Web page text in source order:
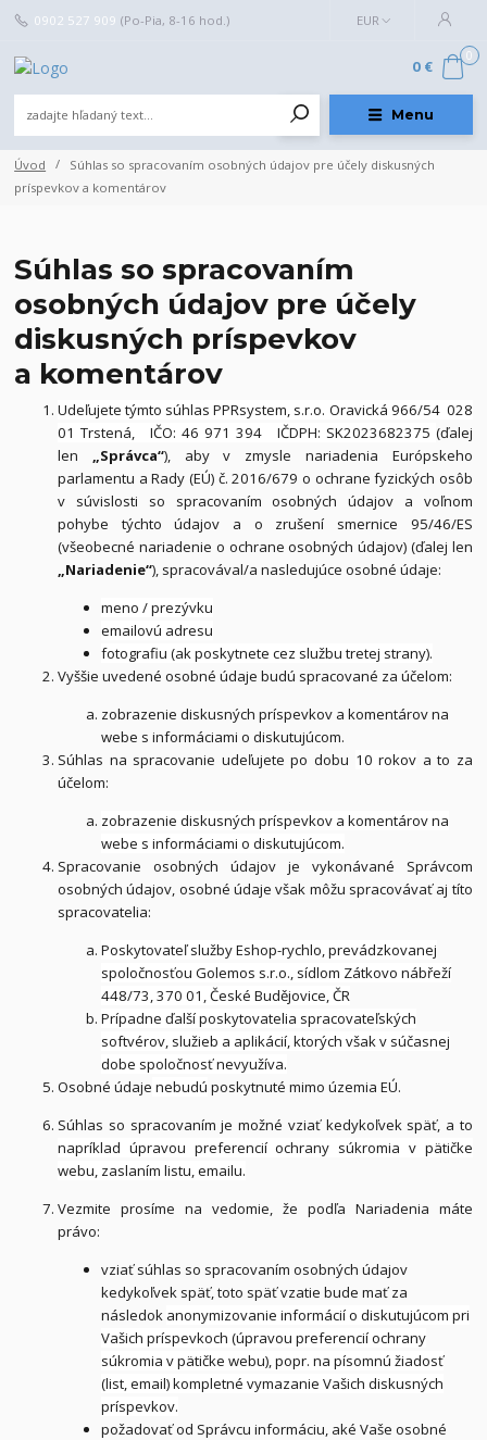
Menu
EUR
0902 527 909 (Po-Pia, 8-16 hod.)
0
0 €
Úvod
Súhlas so spracovaním osobných údajov pre účely diskusných
príspevkov a komentárov
Súhlas so spracovaním
osobných údajov pre účely
diskusných príspevkov
a komentárov
Udeľujete týmto súhlas PPRsystem, s.r.o. Oravická 966/54 028
01 Trstená, IČO: 46 971 394 IČDPH: SK2023682375 (ďalej
len
„Správca“), aby v zmysle nariadenia Európskeho
parlamentu a Rady (EÚ) č. 2016/679 o ochrane fyzických osôb
v súvislosti so spracovaním osobných údajov a voľnom
pohybe týchto údajov a o zrušení smernice 95/46/ES
(všeobecné nariadenie o ochrane osobných údajov) (ďalej len
„Nariadenie“), spracovával/a nasledujúce osobné údaje:
meno / prezývku
emailovú adresu
fotografiu (ak poskytnete cez službu tretej strany).
Vyššie uvedené osobné údaje budú spracované za účelom:
zobrazenie diskusných príspevkov a komentárov na
webe s informáciami o diskutujúcom.
Súhlas na spracovanie udeľujete po dobu 10 rokov a to za
účelom:
zobrazenie diskusných príspevkov a komentárov na
webe s informáciami o diskutujúcom.
Spracovanie osobných údajov je vykonávané Správcom
osobných údajov, osobné údaje však môžu spracovávať aj títo
spracovatelia:
Poskytovateľ služby Eshop-rychlo, prevádzkovanej
spoločnosťou Golemos s.r.o., sídlom Zátkovo nábřeží
448/73, 370 01, České Budějovice, ČR
Prípadne ďalší poskytovatelia spracovateľských
softvérov, služieb a aplikácií, ktorých však v súčasnej
dobe spoločnosť nevyužíva.
Osobné údaje nebudú poskytnuté mimo územia EÚ.
Súhlas so spracovaním je možné vziať kedykoľvek späť, a to
napríklad úpravou preferencií ochrany súkromia v pätičke
webu, zaslaním listu, emailu.
Vezmite prosíme na vedomie, že podľa Nariadenia máte
právo:
vziať súhlas so spracovaním osobných údajov
kedykoľvek späť, toto späť vzatie bude mať za
následok anonymizovanie informácií o diskutujúcom pri
Vašich príspevkoch (úpravou preferencií ochrany
súkromia v pätičke webu), popr. na písomnú žiadosť
(list, email) kompletné vymazanie Vašich diskusných
príspevkov.
požadovať od Správcu informáciu, aké Vaše osobné